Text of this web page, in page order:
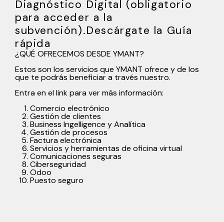
Diagnóstico Digital (obligatorio
para acceder a la
subvención).Descárgate la Guía
rápida
¿QUÉ OFRECEMOS DESDE YMANT?
Estos son los servicios que YMANT ofrece y de los
que te podrás beneficiar a través nuestro.
Entra en el link para ver más información:
Comercio electrónico
Gestión de clientes
Business Ingelligence y Analítica
Gestión de procesos
Factura electrónica
Servicios y herramientas de oficina virtual
Comunicaciones seguras
Ciberseguridad
Odoo
Puesto seguro